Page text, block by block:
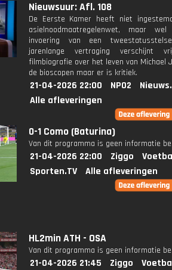
Nieuwsuur: Afl. 108
De Eerste Kamer heeft niet
asielnoodmaatregelenwet, maar
invoering van een
jarenlange vertraging verschijnt
filmbiografie over het leven van Michael
de bioscopen maar er is kritiek.
21-04-2026 22:00 NPO2
Alle afleveringen
0-1 Como (Baturina)
Van dit programma is geen informatie
21-04-2026 22:00 Ziggo
Sporten.TV
Alle afleveringen
HL2min ATH - OSA
Van dit programma is geen informatie
21-04-2026 21:45 Ziggo